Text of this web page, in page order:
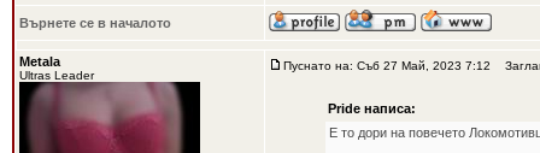
Върнете се в началото
Metala
Ultras Leader
Пуснато на: Съб 27 Май, 2023 7:12
Pride написа:
Е то дори на повечето